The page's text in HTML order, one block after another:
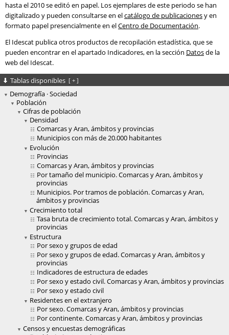
hasta el 2010 se editó en papel. Los ejemplares de este periodo se han
digitalizado y pueden consultarse en elcatálogo de publicacionesy en
formato papel presencialmente en elCentro de Documentación.
El Idescat publica otros productos de recopilación estadística, que se
pueden encontrar en el apartado Indicadores, en la sección Datosde la
web del Idescat.
Tablas disponibles [ + ]
Demografía · Sociedad
Población
Cifras de población
Densidad
Comarcas y Aran, ámbitos y provincias
Municipios con más de 20.000 habitantes
Evolución
Provincias
Comarcas y Aran, ámbitos y provincias
Por tamaño del municipio. Comarcas y Aran, ámbitos y
provincias
Municipios. Por tramos de población. Comarcas y Aran,
ámbitos y provincias
Crecimiento total
Tasa bruta de crecimiento total. Comarcas y Aran, ámbitos y
provincias
Estructura
Por sexo y grupos de edad
Por sexo y grupos de edad. Comarcas y Aran, ámbitos y
provincias
Indicadores de estructura de edades
Por sexo y estado civil. Comarcas y Aran, ámbitos y provincias
Por sexo y estado civil
Residentes en el extranjero
Por sexo. Comarcas y Aran, ámbitos y provincias
Por continente. Comarcas y Aran, ámbitos y provincias
Censos y encuestas demográficas